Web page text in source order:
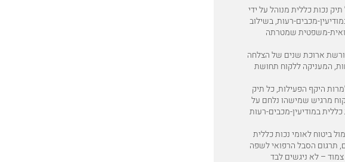
תיק נכות כללית מנוהל על ידי
מכבים-רעות, בשילוב
משפטית שמטרתה
ארוכת שנים של הצלחה
המעניקה ללקוח תחושת
היקף הפעילות, כל תיק
מרגיש שמישהו נלחם על
במודיעין-מכבים-רעות
מול ביטוח לאומי נכות כללית
תרגום הסבל הרפואי לשפה
– לא ניגשים לבד